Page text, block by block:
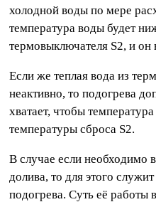
холодной воды по мере
температура воды будет
термовыключателя S2, и он
Если же теплая вода из
неактивно, то подогрева
хватает, чтобы
температуры сброса S2.
В случае если необходимо
долива, то для этого
подогрева. Суть её